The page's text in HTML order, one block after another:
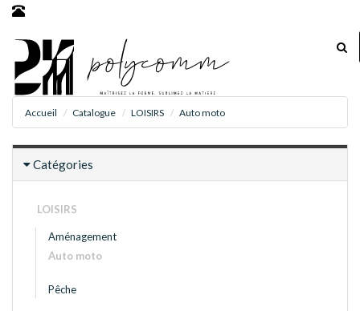
Accueil Catalogue LOISIRS Auto moto
Catégories
LOISIRS
Aménagement
Auto moto
Pêche